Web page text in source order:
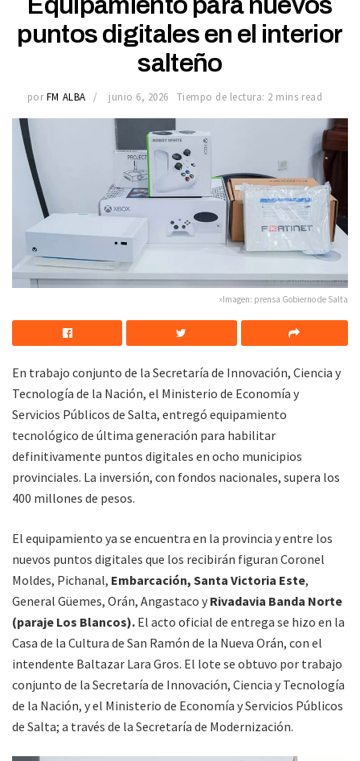
puntos digitales en el interior
salteño
por FM ALBA junio 6, 2026 Tiempo de lectura: 2 mins read
»Imagen: prensa Gobierno de Salta
En trabajo conjunto de la Secretaría de Innovación, Ciencia y
Tecnología de la Nación, el Ministerio de Economía y
Servicios Públicos de Salta, entregó equipamiento
tecnológico de última generación para habilitar
definitivamente puntos digitales en ocho municipios
provinciales. La inversión, con fondos nacionales, supera los
400 millones de pesos.
El equipamiento ya se encuentra en la provincia y entre los
nuevos puntos digitales que los recibirán figuran Coronel
Moldes, Pichanal, Embarcación, Santa Victoria Este,
General Güemes, Orán, Angastaco y Rivadavia Banda Norte
(paraje Los Blancos). El acto oficial de entrega se hizo en la
Casa de la Cultura de San Ramón de la Nueva Orán, con el
intendente Baltazar Lara Gros. El lote se obtuvo por trabajo
conjunto de la Secretaría de Innovación, Ciencia y Tecnología
de la Nación, y el Ministerio de Economía y Servicios Públicos
de Salta; a través de la Secretaría de Modernización.